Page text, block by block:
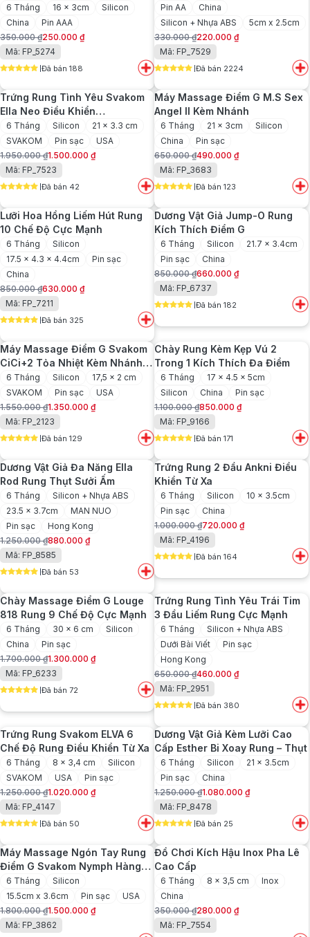
6 Tháng 16 x 3cm
Silicon
China
Pin AAA
350.000₫
Giá
gốc
là:
350.000 ₫.
250.000 ₫
Giá
hiện
tại
là:
250.000 ₫.
Mã: FP_5274
Đã bán 188
Pin AA
China
Silicon + Nhựa ABS
5cm x 2.5cm
330.000₫
Giá
gốc
là:
330.000 ₫.
220.000 ₫
Giá
hiện
tại
là:
220.000 ₫.
Mã: FP_7529
Đã bán 2224
Trứng Rung Tình Yêu Svakom
Ella Neo Điều Khiển
Smartphone
6 Tháng Silicon
21 x 3.3 cm
SVAKOM
Pin sạc
USA
1.950.000₫
Giá
gốc
là:
1.950.000 ₫.
1.500.000 ₫
Giá
hiện
tại
là:
1.500.000 ₫.
Mã: FP_7523
Đã bán 42
Máy Massage Điểm G M.S Sex
Angel II Kèm Nhánh
6 Tháng 21 x 3cm
Silicon
China
Pin sạc
650.000₫
Giá
gốc
là:
650.000 ₫.
490.000 ₫
Giá
hiện
tại
là:
490.000 ₫.
Mã: FP_3683
Đã bán 123
Lưỡi Hoa Hồng Liếm Hút Rung
10 Chế Độ Cực Mạnh
6 Tháng
Silicon
17.5 x 4.3 x 4.4cm
Pin sạc
China
850.000₫
Giá
gốc
là:
850.000 ₫.
630.000 ₫
Giá
hiện
tại
là:
630.000 ₫.
Mã: FP_7211
Đã bán 325
Dương Vật Giả Jump-O Rung
Kích Thích Điểm G
6 Tháng Silicon
21.7 x 3.4cm
Pin sạc
China
850.000₫
Giá
gốc
là:
850.000 ₫.
660.000 ₫
Giá
hiện
tại
là:
660.000 ₫.
Mã: FP_6737
Đã bán 182
Máy Massage Điểm G Svakom
CiCi+2 Tỏa Nhiệt Kèm Nhánh
Phụ
6 Tháng Silicon
17,5 x 2 cm
SVAKOM
Pin sạc
USA
1.550.000₫
Giá
gốc
là:
1.550.000 ₫.
1.350.000 ₫
Giá
hiện
tại
là:
1.350.000 ₫.
Mã: FP_2123
Đã bán 129
Chày Rung Kèm Kẹp Vú 2
Trong 1 Kích Thích Đa Điểm
6 Tháng
17 x 4.5 x 5cm
Silicon
China
Pin sạc
1.100.000₫
Giá
gốc
là:
1.100.000 ₫.
850.000 ₫
Giá
hiện
tại
là:
850.000 ₫.
Mã: FP_9166
Đã bán 171
Dương Vật Giả Đa Năng Ella
Rod Rung Thụt Sưởi Ấm
6 Tháng
Silicon + Nhựa ABS
23.5 x 3.7cm
MAN NUO
Pin sạc
Hong Kong
1.250.000₫
Giá
gốc
là:
1.250.000 ₫.
880.000 ₫
Giá
hiện
tại
là:
880.000 ₫.
Mã: FP_8585
Đã bán 53
Trứng Rung 2 Đầu Ankni Điều
Khiển Từ Xa
6 Tháng Silicon
10 x 3.5cm
Pin sạc
China
1.000.000₫
Giá
gốc
là:
1.000.000 ₫.
720.000 ₫
Giá
hiện
tại
là:
720.000 ₫.
Mã: FP_4196
Đã bán 164
Chày Massage Điểm G Louge
818 Rung 9 Chế Độ Cực Mạnh
6 Tháng 30 x 6 cm
Silicon
China
Pin sạc
1.700.000₫
Giá
gốc
là:
1.700.000 ₫.
1.300.000 ₫
Giá
hiện
tại
là:
Mã: FP_6233
Đã bán 72
Trứng Rung Tình Yêu Trái Tim
3 Đầu Liếm Rung Cực Mạnh
6 Tháng
Silicon + Nhựa ABS
Dưới Bài Viết
Pin sạc
Hong Kong
650.000₫
Giá
gốc
là:
650.000 ₫.
460.000 ₫
Giá
hiện
tại
là:
460.000 ₫.
Mã: FP_2951
Đã bán 380
Trứng Rung Svakom ELVA 6
Chế Độ Rung Điều Khiển Từ Xa
6 Tháng 8 x 3,4 cm
Silicon
SVAKOM
USA
Pin sạc
1.250.000₫
Giá
gốc
là:
1.250.000 ₫.
1.020.000 ₫
Giá
hiện
tại
là:
1.020.000 ₫.
Mã: FP_4147
Đã bán 50
Dương Vật Giả Kèm Lưỡi Cao
Cấp Esther Bi Xoay Rung – Thụt
6 Tháng Silicon
21 x 3.5cm
Pin sạc
China
1.250.000₫
Giá
gốc
là:
1.250.000 ₫.
1.080.000 ₫
Giá
hiện
tại
là:
1.080.000 ₫.
Mã: FP_8478
Đã bán 25
Máy Massage Ngón Tay Rung
Điểm G Svakom Nymph Hàng
USA
6 Tháng
Silicon
15.5cm x 3.6cm
Pin sạc
USA
1.800.000₫
Giá
gốc
1.500.000 ₫
Giá
hiện
Mã: FP_3862
Đồ Chơi Kích Hậu Inox Pha Lê
Cao Cấp
6 Tháng 8 x 3,5 cm
Inox
China
350.000₫
Giá
gốc
280.000 ₫
Giá
hiện
Mã: FP_7554